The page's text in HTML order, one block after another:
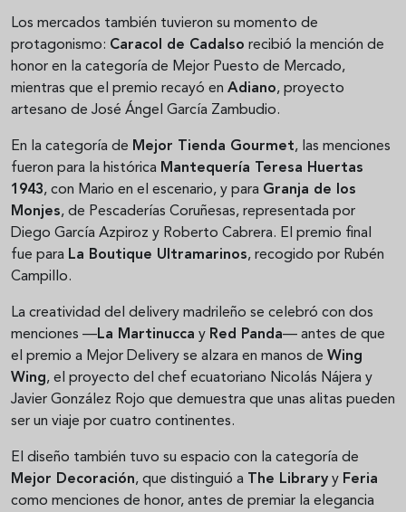
Los mercados también tuvieron su momento de
protagonismo: Caracol de Cadalso recibió la mención de
honor en la categoría de Mejor Puesto de Mercado,
mientras que el premio recayó en Adiano, proyecto
artesano de José Ángel García Zambudio.
En la categoría de Mejor Tienda Gourmet, las menciones
fueron para la histórica Mantequería Teresa Huertas
1943, con Mario en el escenario, y para Granja de los
Monjes, de Pescaderías Coruñesas, representada por
Diego García Azpiroz y Roberto Cabrera. El premio final
fue para La Boutique Ultramarinos, recogido por Rubén
Campillo.
La creatividad del delivery madrileño se celebró con dos
menciones —La Martinucca y Red Panda— antes de que
el premio a Mejor Delivery se alzara en manos de Wing
Wing, el proyecto del chef ecuatoriano Nicolás Nájera y
Javier González Rojo que demuestra que unas alitas pueden
ser un viaje por cuatro continentes.
El diseño también tuvo su espacio con la categoría de
Mejor Decoración, que distinguió a The Library y Feria
como menciones de honor, antes de premiar la elegancia